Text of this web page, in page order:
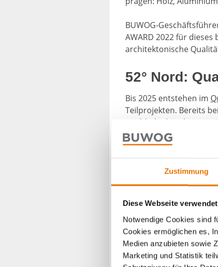
Zustimmung
Diese Webseite
Notwendige Cookies sind
Cookies ermöglichen es,
Medien anzubieten sowie
Marketing und Statistik
BUWOG-
AWARD 2022 für
architektonische
52° Nord:
Bis 2025 entstehen im
Teilprojekten. Bereits
Förderung von
Schwammstadt wird
durch Verdunstung
„Wir freuen